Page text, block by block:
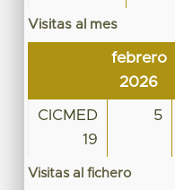
Visitas al mes
febrero
2026
CICMED
19
5
Visitas al fichero